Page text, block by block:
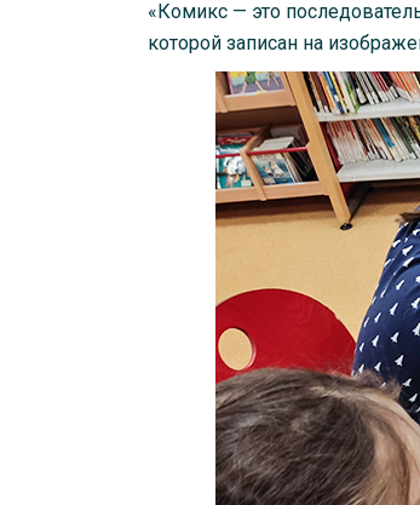
«Комикс — это
которой записан на